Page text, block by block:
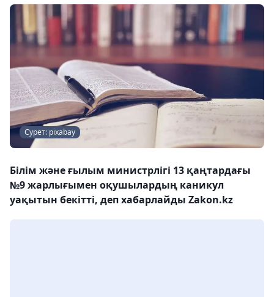
Сурет: pixabay
Білім және ғылым министрлігі 13 қаңтардағы
№9 жарлығымен оқушылардың каникул
уақытын бекітті, деп хабарлайды Zakon.kz